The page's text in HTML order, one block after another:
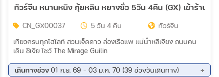
ทัวร์จีน หนานหนิง กุ้ยหลิน หยางซั่ว 5วัน 4คืน (GX) เข้าร้าน
CN_GX00037 5 วัน 4 คืน
ทัวร์จีน
เที่ยวครบทุกไฮไลท์ สวนเจ็ดดาว ล่องเรือแพ แม่น้ำหลีเจียง ถนนคน
เดิน ซีเจีย โชว์ The Mirage Guilin
เดินทางช่วง 01 ก.ย. 69 - 03 ม.ค. 70 (39 ช่วงวันเดินทาง)